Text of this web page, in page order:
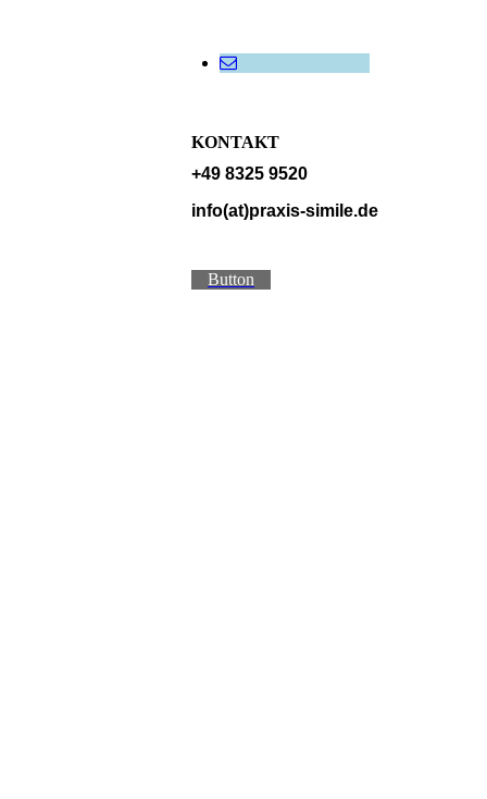
KONTAKT
+49 8325 9520
info(at)praxis-simile.de
Button